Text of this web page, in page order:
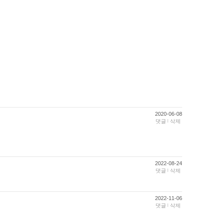
2020-06-08
댓글
삭제
2022-08-24
댓글
삭제
2022-11-06
댓글
삭제